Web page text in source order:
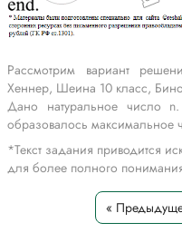
Рассмотрим вариант
Хеннер, Шеина 10 класс,
Дано натуральное число
образовалось максимальное
*Текст задания приводится
для более полного
«